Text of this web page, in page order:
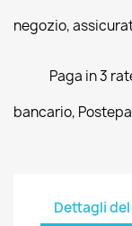
negozio,
Paga in 3
bancario,
Dettagli